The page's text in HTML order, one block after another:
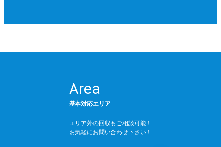
Area
基本対応エリア
エリア外の回収もご相談可能！
お気軽にお問い合わせ下さい！